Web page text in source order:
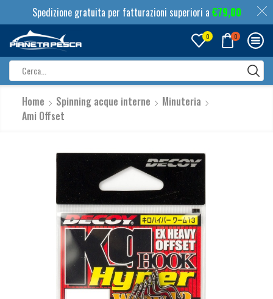
Spedizione gratuita per fatturazioni superiori a €79,00
0 0
input
Home Spinning acque interne
Minuteria
Ami Offset